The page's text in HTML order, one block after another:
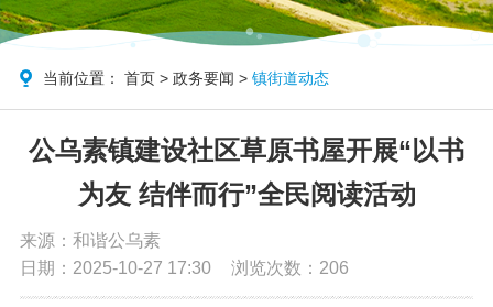
北方海南
政务要闻
党务公开
政务公开
政务服务
当前位置：首页 >政务要闻 >镇街道动态
公乌素镇建设社区草原书屋开展“以书
为友 结伴而行”全民阅读活动
来源：和谐公乌素
日期：2025-10-27 17:30
浏览次数： 206